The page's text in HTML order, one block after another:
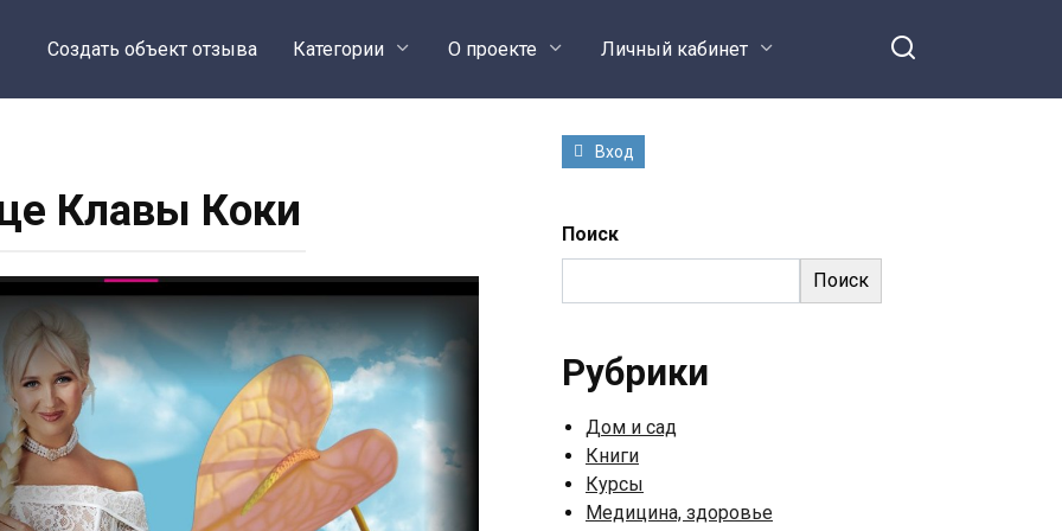
Создать объект отзыва Категории О проекте Личный кабинет
Клавы Коки
Вход
Поиск
Поиск
Рубрики
Дом и сад
Книги
Курсы
Медицина, здоровье